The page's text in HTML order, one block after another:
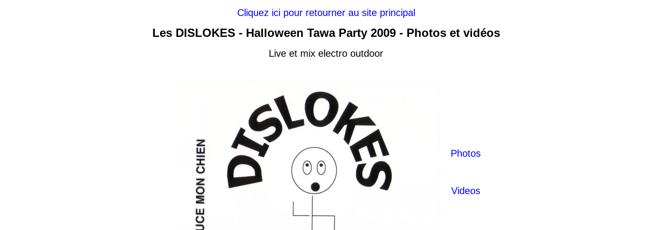
Cliquez ici pour retourner au site principal
Les DISLOKES - Halloween Tawa Party 2009 - Photos et vidéos
Live et mix electro outdoor
Photos
Videos